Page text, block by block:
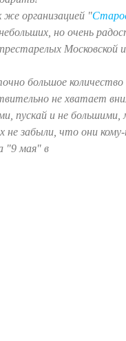
организацией "
но очень
Московской и
большое количество
не хватает
пускай и не большими,
не забыли, что они